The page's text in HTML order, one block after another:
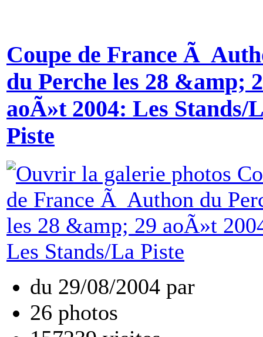
Coupe de France Ã
du Perche les 28 &amp;
aoÃ»t 2004: Les Stands/
Piste
du 29/08/2004 par
26 photos